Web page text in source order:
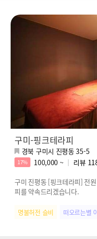
구미-핑크테라피
경북 구미시 진평동 35-5
17% 100,000 ~ 리뷰
구미 진평동 [핑크테라피] 전
피를 약속드리겠습니다.
명불허전 슬비 떠오르는별